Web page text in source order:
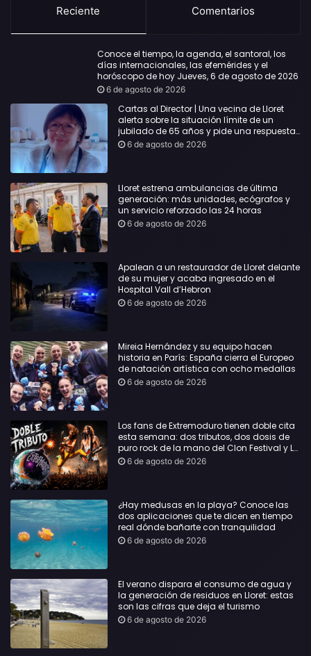
Reciente Comentarios
Conoce el tiempo, la agenda, el santoral, los
días internacionales, las efemérides y el
horóscopo de hoy Jueves, 6 de agosto de 2026
6 de agosto de 2026
Cartas al Director | Una vecina de Lloret
alerta sobre la situación límite de un
jubilado de 65 años y pide una respuesta
urgente
6 de agosto de 2026
Lloret estrena ambulancias de última
generación: más unidades, ecógrafos y
un servicio reforzado las 24 horas
6 de agosto de 2026
Apalean a un restaurador de Lloret delante
de su mujer y acaba ingresado en el
Hospital Vall d’Hebron
6 de agosto de 2026
Mireia Hernández y su equipo hacen
historia en París: España cierra el Europeo
de natación artística con ocho medallas
6 de agosto de 2026
Los fans de Extremoduro tienen doble cita
esta semana: dos tributos, dos dosis de
puro rock de la mano del Clon Festival y La
Jarana
6 de agosto de 2026
¿Hay medusas en la playa? Conoce las
dos aplicaciones que te dicen en tiempo
real dónde bañarte con tranquilidad
6 de agosto de 2026
El verano dispara el consumo de agua y
la generación de residuos en Lloret: estas
son las cifras que deja el turismo
6 de agosto de 2026